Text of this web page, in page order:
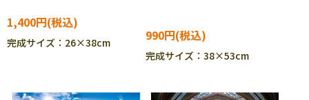
1,400円
完成サイズ：26×38cm 990円
完成サイズ：38×53cm